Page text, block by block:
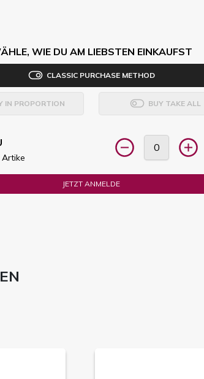
WIE DU AM LIEBSTEN EINKAUFST
CLASSIC PURCHASE METHOD
IN PROPORTION BUY TAKE ALL
JETZT ANMELDE